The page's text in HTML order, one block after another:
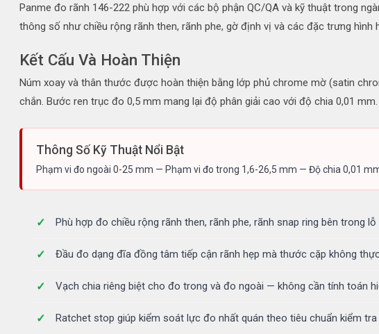
Panme đo rãnh 146-222 phù hợp với các bộ phận QC/QA và kỹ thuật trong
thông số như chiều rộng rãnh then, rãnh phe, gờ định vị và các đặc trưng
Kết Cấu Và Hoàn Thiện
Núm xoay và thân thước được hoàn thiện bằng lớp phủ chrome mờ (satin
chắn. Bước ren trục đo 0,5 mm mang lại độ phân giải cao với độ chia 0,01 mm.
Thông Số Kỹ Thuật Nổi Bật
Phạm vi đo ngoài 0-25 mm — Phạm vi đo trong 1,6-26,5 mm — Độ chia 0,01
Phù hợp đo chiều rộng rãnh then, rãnh phe, rãnh snap ring bên trong lỗ
Đầu đo dạng đĩa đồng tâm tiếp cận rãnh hẹp mà thước cặp không
Vạch chia riêng biệt cho đo trong và đo ngoài — không cần tính toán
Ratchet stop giúp kiểm soát lực đo nhất quán theo tiêu chuẩn kiểm tra